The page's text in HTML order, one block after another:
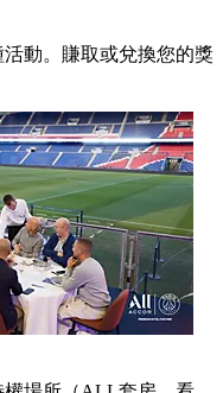
動。賺取或兌換您的獎